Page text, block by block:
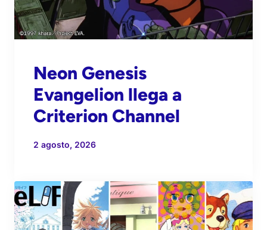
Neon Genesis
Evangelion llega a
Criterion Channel
2 agosto, 2026